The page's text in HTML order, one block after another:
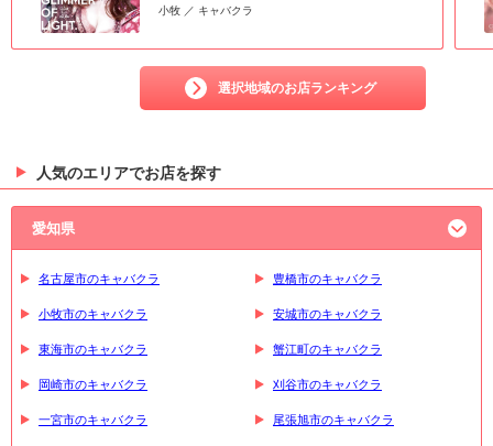
小牧 ／ キャバクラ
選択地域のお店ランキング
人気のエリアでお店を探す
愛知県
名古屋市のキャバクラ 豊橋市のキャバクラ
小牧市のキャバクラ 安城市のキャバクラ
東海市のキャバクラ 蟹江町のキャバクラ
岡崎市のキャバクラ 刈谷市のキャバクラ
一宮市のキャバクラ 尾張旭市のキャバクラ